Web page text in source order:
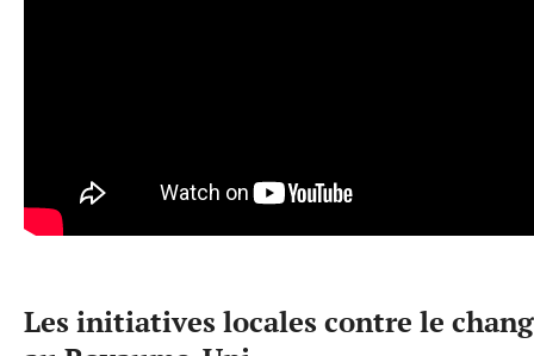
Les initiatives locales contre le